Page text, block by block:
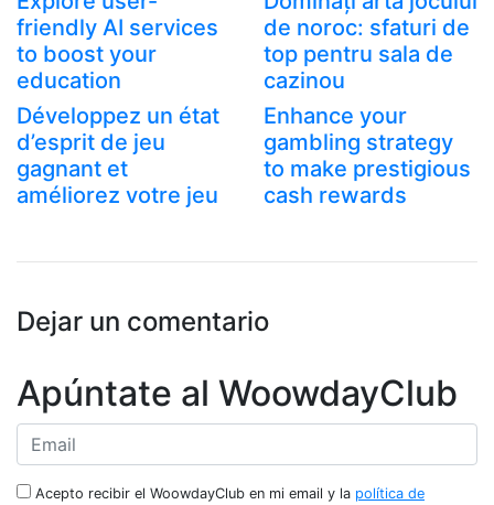
friendly AI services
to boost your
education
de noroc: sfaturi de
top pentru sala de
cazinou
Développez un état
d’esprit de jeu
gagnant et
améliorez votre jeu
Enhance your
gambling strategy
to make prestigious
cash rewards
Dejar un comentario
Apúntate al WoowdayClub
Acepto recibir el WoowdayClub en mi email y la política de